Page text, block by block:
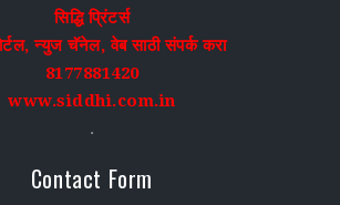
सिद्धि प्रिंटर्स
न्युज चॅनेल, वेब साठी संपर्क करा
8177881420
www.siddhi.com.in
.
Contact Form